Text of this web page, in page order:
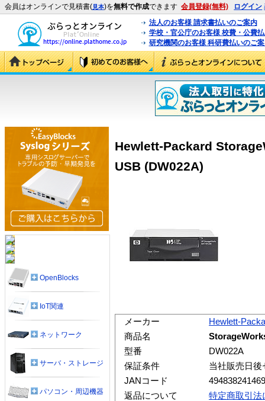
会員はオンラインで見積書(見本)を無料で作成できます 会員登録(無料) ログイン
法人のお客様 請求書払いのご案内
学校・官公庁のお客様 校費・公費
研究機関のお客様 科研費払いのご
Hewlett-Packard
USB (DW022A)
メーカー
Hewlett-
商品名
型番
DW022A
保証条件
当社販売日
JANコード
返品について
特定商取引法
OpenBlocks
IoT関連
ネットワーク
サーバ・ストレージ
パソコン・周辺機器